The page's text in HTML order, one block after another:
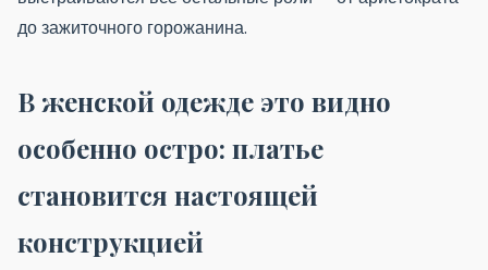
до зажиточного горожанина.
В женской одежде это видно
особенно остро: платье
становится настоящей
конструкцией